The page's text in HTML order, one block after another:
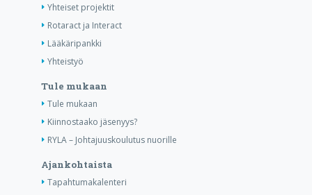
Yhteiset projektit
Rotaract ja Interact
Lääkäripankki
Yhteistyö
Tule mukaan
Tule mukaan
Kiinnostaako jäsenyys?
RYLA – Johtajuuskoulutus nuorille
Ajankohtaista
Tapahtumakalenteri